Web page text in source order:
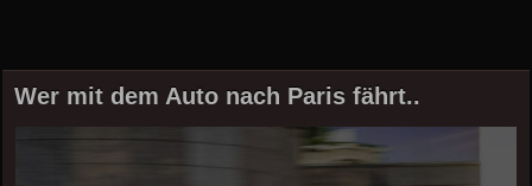
Wer mit dem Auto nach Paris fährt..